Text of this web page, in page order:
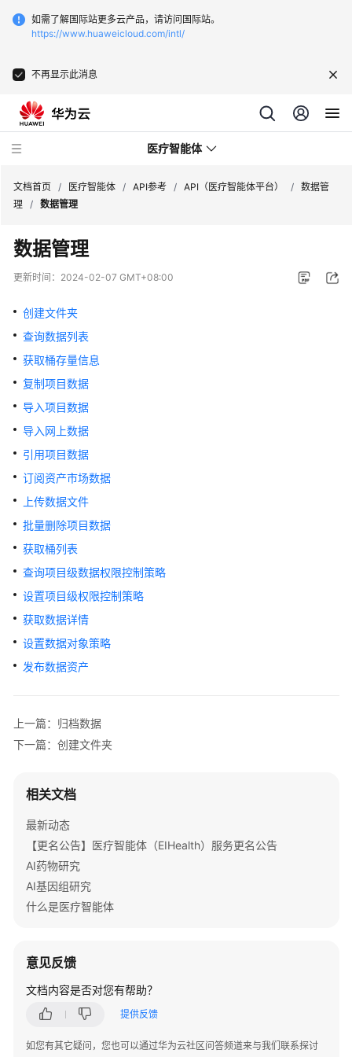
如需了解国际站更多云产品，请访问国际站。
https://www.huaweicloud.com/intl/
不再显示此消息
医疗智能体
最
新
动
务
公
告
产
品
介
绍
快
速
入
门
用
户
指
南
最
践
考
用
前
必
读
概
如
调
文档首页 / 医疗智能体 / API参考 / API（医疗智能体平台） / 数据管
理 / 数据管理
数据管理
更新时间： 2024-02-07 GMT+08:00
创建文件夹
查询数据列表
获取桶存量信息
复制项目数据
导入项目数据
导入网上数据
引用项目数据
订阅资产市场数据
上传数据文件
批量删除项目数据
获取桶列表
查询项目级数据权限控制策略
设置项目级权限控制策略
获取数据详情
设置数据对象策略
发布数据资产
上一篇：归档数据
下一篇：创建文件夹
相关文档
最新动态
【更名公告】医疗智能体（EIHealth）服务更名公告
AI药物研究
AI基因组研究
什么是医疗智能体
意见反馈
文档内容是否对您有帮助？
提供反馈
如您有其它疑问，您也可以通过华为云社区问答频道来与我们联系探讨